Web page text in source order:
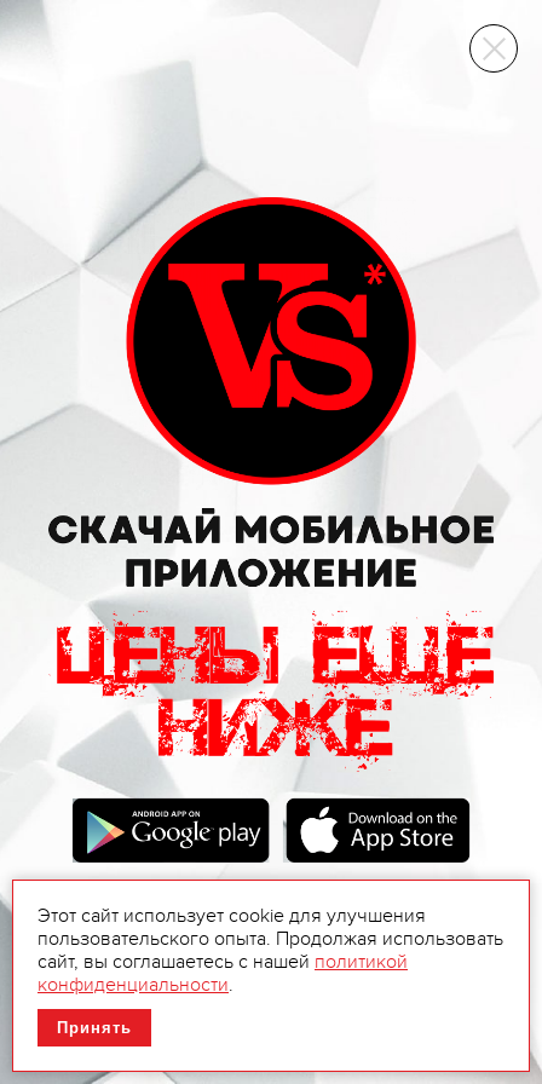
ВИННЫЙ СКЛАД
Этот сайт использует cookie для улучшения
пользовательского опыта. Продолжая использовать
сайт, вы соглашаетесь с нашей политикой
конфиденциальности.
Принять